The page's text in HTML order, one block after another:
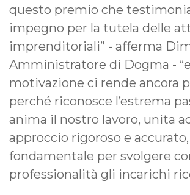
questo premio che
impegno per la tutela delle
imprenditoriali” - afferma
Amministratore di Dogma -
motivazione ci rende ancora
perché riconosce l’estrema
anima il nostro lavoro, unita
approccio rigoroso e accurato,
fondamentale per svolgere
professionalità gli incarichi